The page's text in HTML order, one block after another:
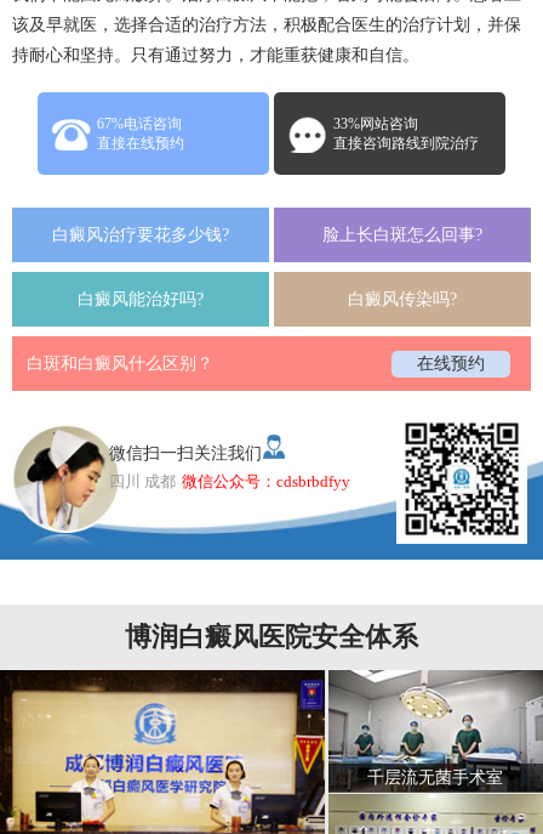
该及早就医，选择合适的治疗方法，积极配合医生的治疗计划，并保
持耐心和坚持。只有通过努力，才能重获健康和自信。
67%电话咨询
直接在线预约
33%网站咨询
直接咨询路线到院治疗
白癜风治疗要花多少钱? 脸上长白斑怎么回事?
白癜风能治好吗? 白癜风传染吗?
白斑和白癜风什么区别？ 在线预约
微信扫一扫关注我们
四川 成都 微信公众号：cdsbrbdfyy
博润白癜风医院安全体系
千层流无菌手术室